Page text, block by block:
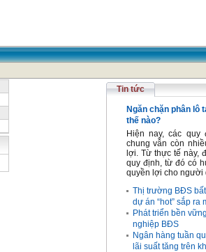
Tin tức
Ngăn chặn phân lô
thế nào?
Hiện nay, các
chung vẫn còn
lợi. Từ thực tế này,
quy định, từ đó có
quyền lợi cho người
Thị trường BĐS
dự án “hot” sắp ra
Phát triển bền
nghiệp BĐS
Ngân hàng tuần
lãi suất tăng trên